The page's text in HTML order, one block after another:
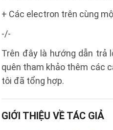
+ Các electron trên cùng
-/-
Trên đây là hướng dẫn trả
quên tham khảo thêm các
tôi đã tổng hợp.
GIỚI THIỆU VỀ TÁC GIẢ